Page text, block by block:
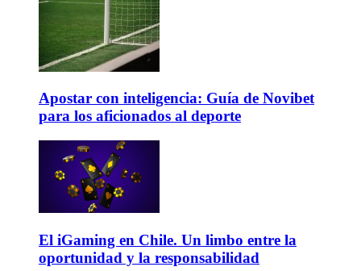
Apostar con inteligencia: Guía de Novibet
para los aficionados al deporte
El iGaming en Chile. Un limbo entre la
oportunidad y la responsabilidad